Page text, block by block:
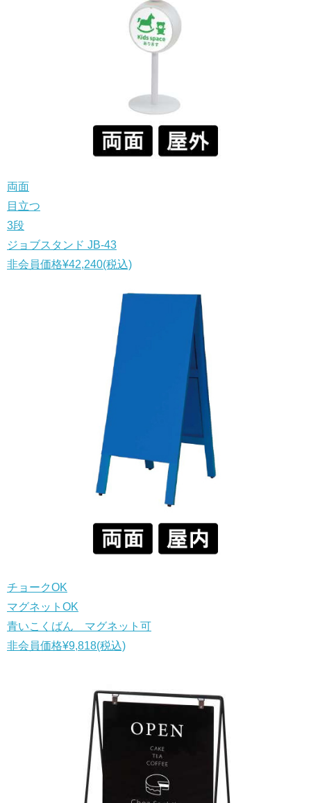
両面
目立つ
3段
ジョブスタンド JB-43
非会員価格¥42,240(税込)
チョークOK
マグネットOK
青いこくばん マグネット可
非会員価格¥9,818(税込)